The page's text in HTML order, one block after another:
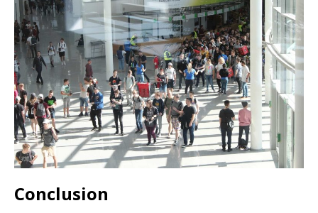
Conclusion